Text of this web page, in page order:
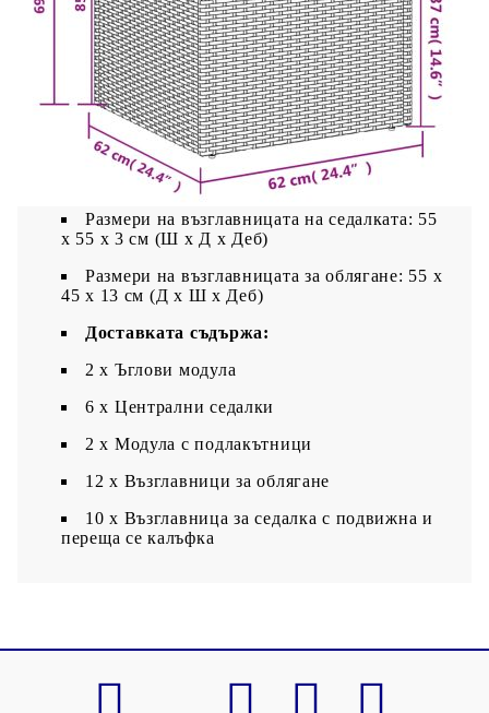
Цвят: Кремавобял
Материал на покритието: Плат (100%
полиестер)
Материал за пълнеж на възглавницата за
сядане: Дунапрен
Материал за пълнеж на облегалката:
Памучни влакна
Размери на възглавницата на седалката: 55
x 55 x 3 см (Ш x Д x Деб)
Размери на възглавницата за облягане: 55 x
45 x 13 см (Д х Ш x Деб)
Доставката съдържа:
2 x Ъглови модула
6 x Централни седалки
2 x Модула с подлакътници
12 x Възглавници за облягане
10 x Възглавница за седалка с подвижна и
переща се калъфка